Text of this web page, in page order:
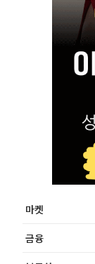
마켓
금융